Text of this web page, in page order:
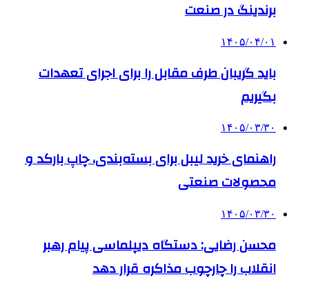
برندینگ در صنعت
۱۴۰۵/۰۴/۰۱
باید گریبان طرف مقابل را برای اجرای تعهدات
بگیریم
۱۴۰۵/۰۳/۳۰
راهنمای خرید لیبل برای بسته‌بندی، چاپ بارکد و
محصولات صنعتی
۱۴۰۵/۰۳/۳۰
محسن رضایی: دستگاه دیپلماسی پیام رهبر
انقلاب را چارچوب مذاکره قرار دهد